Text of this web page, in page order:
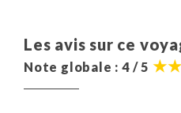
du billet d’avion.
Salariés :Ce montant
sommes versées à nos
Les avis sur ce
Note globale : 4 / 5